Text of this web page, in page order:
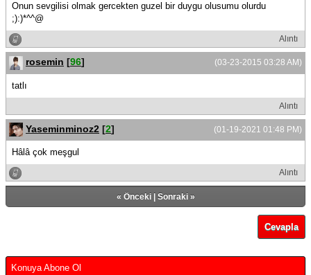
Onun sevgilisi olmak gercekten guzel bir duygu olusumu olurdu
;):)*^^@
Alıntı
(03-23-2015 03:28 AM)
rosemin [96]
tatlı
Alıntı
(01-19-2021 01:48 PM)
Yaseminminoz2 [2]
Hâlâ çok meşgul
Alıntı
« Önceki| Sonraki»
Cevapla
Konuya Abone Ol